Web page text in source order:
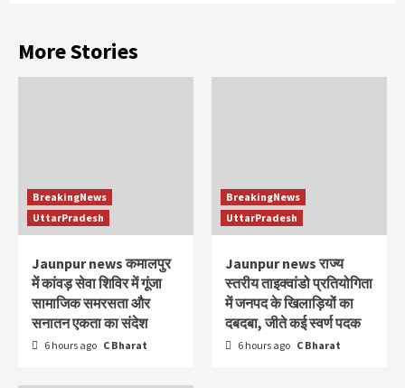
More Stories
BreakingNews
UttarPradesh
Jaunpur news कमालपुर
में कांवड़ सेवा शिविर में गूंजा
सामाजिक समरसता और
सनातन एकता का संदेश
6 hours ago C Bharat
BreakingNews
UttarPradesh
Jaunpur news ​राज्य
स्तरीय ताइक्वांडो प्रतियोगिता
में जनपद के खिलाड़ियों का
दबदबा, जीते कई स्वर्ण पदक
6 hours ago C Bharat